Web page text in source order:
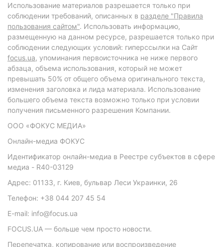
Использование материалов разрешается только при
соблюдении требований, описанных в разделе "Правила
пользования сайтом". Использовать информацию,
размещенную на данном ресурсе, разрешается только при
соблюдении следующих условий: гиперссылки на Сайт
focus.ua, упоминания первоисточника не ниже первого
абзаца, объема использования, который не может
превышать 50% от общего объема оригинального текста,
изменения заголовка и лида материала. Использование
большего объема текста возможно только при условии
получения письменного разрешения Компании.
ООО «ФОКУС МЕДИА»
Онлайн-медиа ФОКУС
Идентификатор онлайн-медиа в Реестре субъектов в сфере
медиа - R40-03129
Адрес: 01133, г. Киев, бульвар Леси Украинки, 26
Телефон: +38 044 207 45 54
E-mail: info@focus.ua
FOCUS.UA — больше чем просто новости.
Перепечатка, копирование или воспроизведение